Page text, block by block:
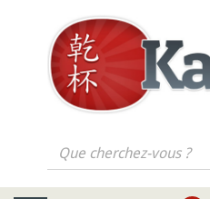
Que cherchez-vous ?